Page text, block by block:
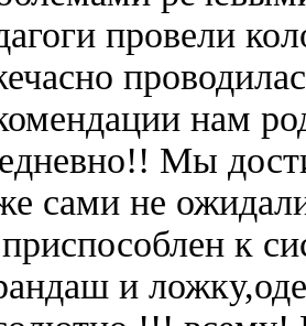
провели
нам
Мы
сами не
к
и